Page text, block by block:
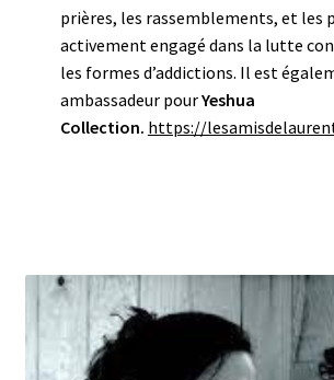
prières, les rassemblements, et les
activement engagé dans la lutte
les formes d’addictions. Il est
ambassadeur pourYeshua
Collection. https://